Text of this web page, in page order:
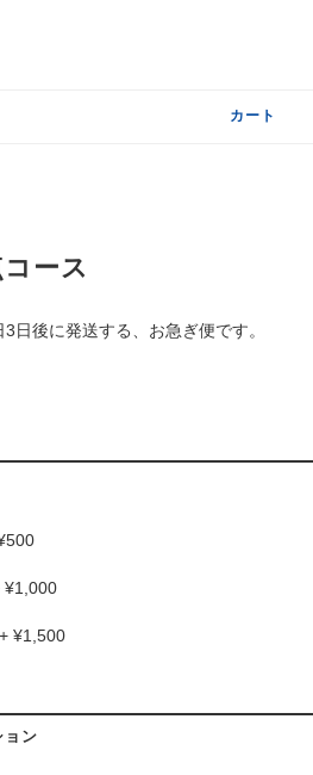
カート
ース
日後に発送する、お急ぎ便です。
500
¥1,000
+ ¥1,500
ョン